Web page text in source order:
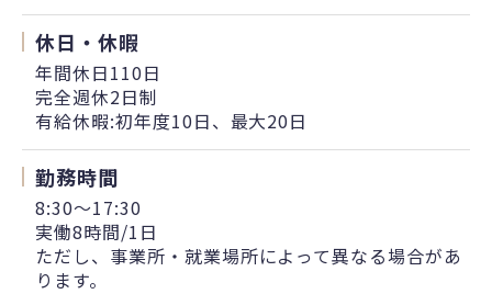
休日・休暇
年間休日110日
完全週休2日制
有給休暇:初年度10日、最大20日
勤務時間
8:30～17:30
実働8時間/1日
ただし、事業所・就業場所によって異なる場合があ
ります。